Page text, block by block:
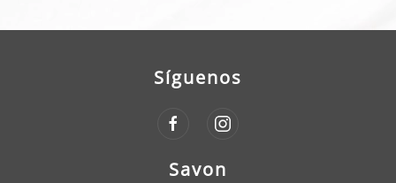
Savon
Síguenos